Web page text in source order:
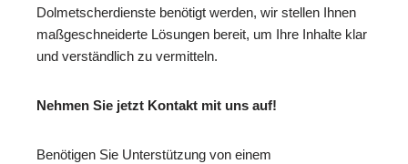
Dolmetscherdienste benötigt werden, wir stellen Ihnen
maßgeschneiderte Lösungen bereit, um Ihre Inhalte klar
und verständlich zu vermitteln.
Nehmen Sie jetzt Kontakt mit uns auf!
Benötigen Sie Unterstützung von einem